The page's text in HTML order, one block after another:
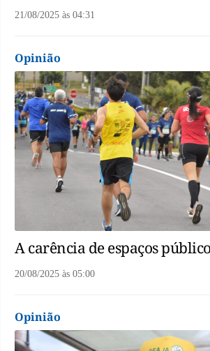
21/08/2025 às 04:31
Opinião
A carência de espaços
20/08/2025 às 05:00
Opinião